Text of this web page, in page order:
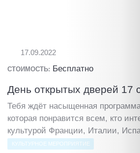
17.09.2022
СТОИМОСТЬ: Бесплатно
День открытых дверей 17
Тебя ждёт насыщенная
которая понравится всем, кто
культурой Франции, Италии,
КУЛЬТУРНОЕ МЕРОПРИЯТИЕ